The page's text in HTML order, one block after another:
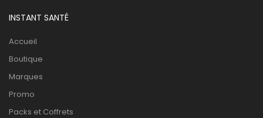
INSTANT SANTÉ
Accueil
Boutique
Marques
Promo
Packs et Coffrets